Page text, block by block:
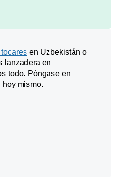
en Uzbekistán o
lanzadera en
todo. Póngase en
hoy mismo.